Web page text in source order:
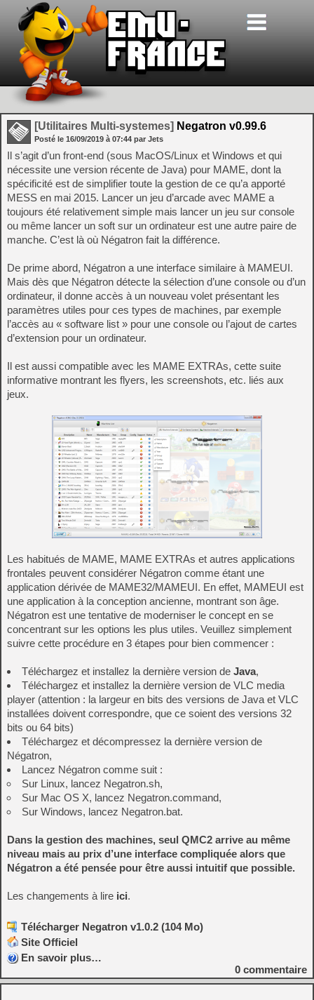
[Utilitaires Multi-systemes] Negatron v0.99.6
Posté le 16/09/2019 à 07:44 par Jets
Il s’agit d’un front-end (sous MacOS/Linux et Windows et qui
nécessite une version récente de Java) pour MAME, dont la
spécificité est de simplifier toute la gestion de ce qu’a apporté
MESS en mai 2015. Lancer un jeu d’arcade avec MAME a
toujours été relativement simple mais lancer un jeu sur console
ou même lancer un soft sur un ordinateur est une autre paire de
manche. C’est là où Négatron fait la différence.
De prime abord, Négatron a une interface similaire à MAMEUI.
Mais dès que Négatron détecte la sélection d’une console ou d’un
ordinateur, il donne accès à un nouveau volet présentant les
paramètres utiles pour ces types de machines, par exemple
l’accès au « software list » pour une console ou l’ajout de cartes
d’extension pour un ordinateur.
Il est aussi compatible avec les MAME EXTRAs, cette suite
informative montrant les flyers, les screenshots, etc. liés aux
jeux.
Les habitués de MAME, MAME EXTRAs et autres applications
frontales peuvent considérer Négatron comme étant une
application dérivée de MAME32/MAMEUI. En effet, MAMEUI est
une application à la conception ancienne, montrant son âge.
Négatron est une tentative de moderniser le concept en se
concentrant sur les options les plus utiles. Veuillez simplement
suivre cette procédure en 3 étapes pour bien commencer :
Téléchargez et installez la dernière version de Java,
Téléchargez et installez la dernière version de VLC media
player (attention : la largeur en bits des versions de Java et VLC
installées doivent correspondre, que ce soient des versions 32
bits ou 64 bits)
Téléchargez et décompressez la dernière version de
Négatron,
Lancez Négatron comme suit :
Sur Linux, lancez Negatron.sh,
Sur Mac OS X, lancez Negatron.command,
Sur Windows, lancez Negatron.bat.
Dans la gestion des machines, seul QMC2 arrive au même
niveau mais au prix d’une interface compliquée alors que
Négatron a été pensée pour être aussi intuitif que possible.
Les changements à lire ici.
Télécharger Negatron v1.0.2 (104 Mo)
Site Officiel
En savoir plus…
0 commentaire